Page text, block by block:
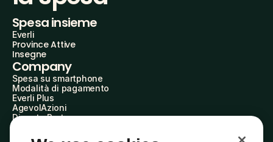
Spesa insieme
Everli
Province Attive
Insegne
Company
Spesa su smartphone
Modalità di pagamento
Everli Plus
AgevolAzioni
Diventa Partner
Everli Shoppers